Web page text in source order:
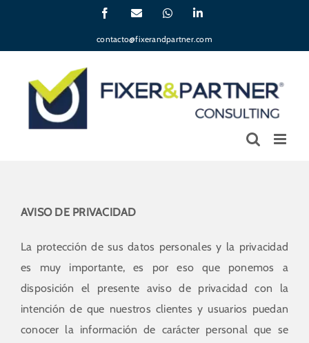
content
FacebookEmailWhatsAppLinkedIn
contacto@fixerandpartner.com
AVISO DE PRIVACIDAD
La protección de sus datos personales y la privacidad
es muy importante, es por eso que ponemos a
disposición el presente aviso de privacidad con la
intención de que nuestros clientes y usuarios puedan
conocer la información de carácter personal que se